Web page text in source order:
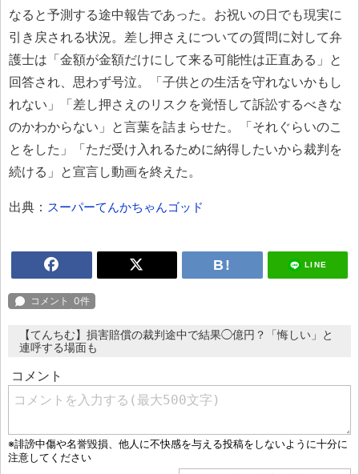
なると予測する途中報告であった。お祝いの日でも現実に
引き戻される状況。差し押さえについての質問に対して弁
護士は「金額が金額だけにして来る可能性は正直ある」と
回答され、思わず号泣。「子供との生活を守れないかもし
れない」「差し押さえのリスクを覚悟して訴訟するべきな
のかわからない」と言葉を詰まらせた。「それぐらいのこ
とをした」「ただ受け入れるために納得したいから裁判を
続ける」と宣言し動画を終えた。
出典： スーパーてんかちゃんゴッド
LINE
【てんちむ】損害賠償の裁判途中で結果◯億円？「悔しい」と
連呼する場面も